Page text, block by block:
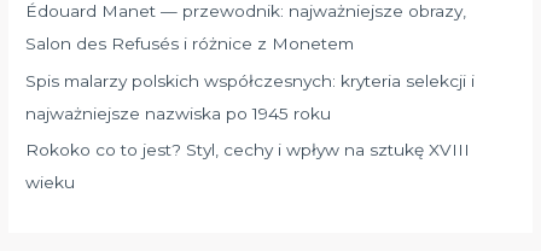
Édouard Manet — przewodnik: najważniejsze obrazy,
Salon des Refusés i różnice z Monetem
Spis malarzy polskich współczesnych: kryteria selekcji i
najważniejsze nazwiska po 1945 roku
Rokoko co to jest? Styl, cechy i wpływ na sztukę XVIII
wieku